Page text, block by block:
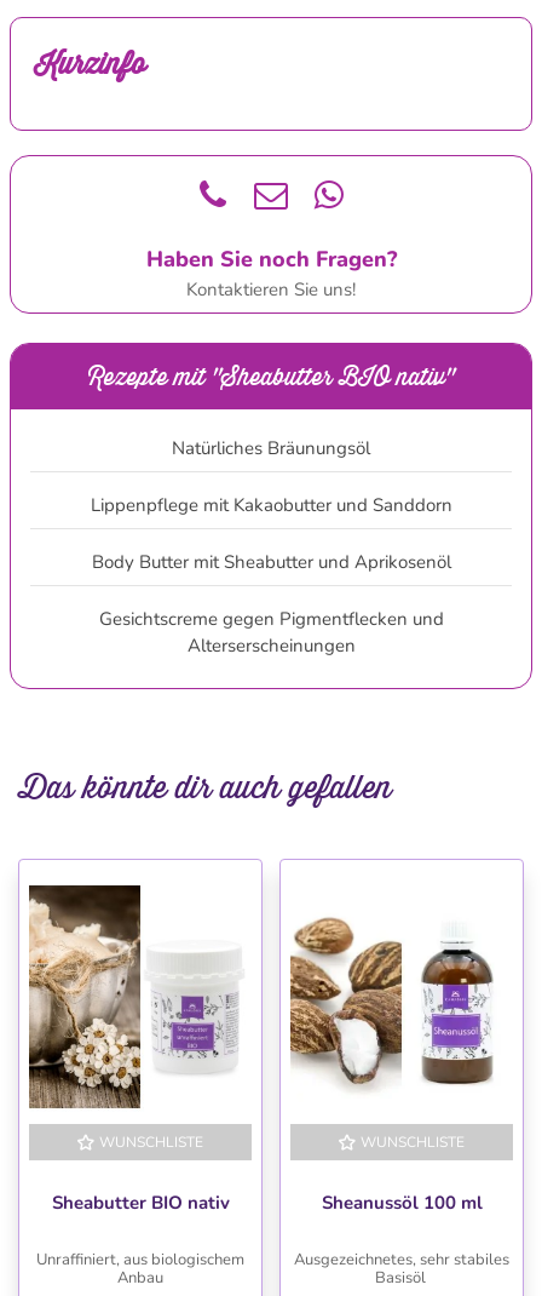
Kurzinfo
Haben Sie noch Fragen?
Kontaktieren Sie uns!
Rezepte mit "Sheabutter BIO nativ"
Natürliches Bräunungsöl
Lippenpflege mit Kakaobutter und Sanddorn
Body Butter mit Sheabutter und Aprikosenöl
Gesichtscreme gegen Pigmentflecken und
Alterserscheinungen
Das könnte dir auch gefallen
WUNSCHLISTE
Sheabutter BIO nativ
Unraffiniert, aus biologischem
Anbau
WUNSCHLISTE
Sheanussöl 100 ml
Ausgezeichnetes, sehr stabiles
Basisöl